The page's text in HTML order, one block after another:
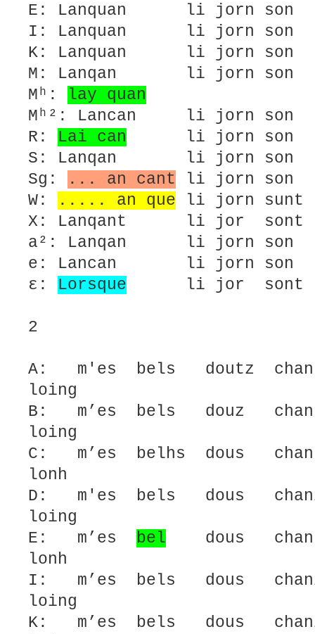
E: Lanquan li jorn son
I: Lanquan li jorn son
K: Lanquan li jorn son
M: Lanqan li jorn son
Mʰ:
lay quan
Mʰ²: Lancan li jorn son
R: Lai can li jorn son
S: Lanqan li jorn son
Sg:
... an cant li jorn son
W:
..... an que li jorn sunt
X: Lanqant li jor sont
a²: Lanqan li jorn son
e: Lancan li jorn son
ε: Lorsque li jor sont
2
A: m'es bels doutz
loing
B: m’es bels douz
loing
C: m’es belhs dous
lonh
D: m'es bels dous
loing
E: m’es bel dous
lonh
I: m’es bels dous
loing
K: m’es bels dous